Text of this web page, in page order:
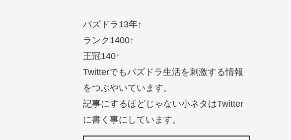
パズドラ13年↑
ランク1400↑
王冠140↑
Twitterでもパズドラ生活を刺激する情報
をつぶやいています。
記事にするほどじゃない小ネタはTwitter
に書く事にしています。